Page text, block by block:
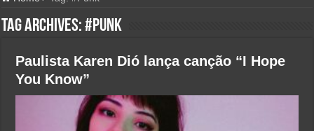
Tag Archives:#Punk
Paulista Karen Dió lança canção “I Hope
You Know”